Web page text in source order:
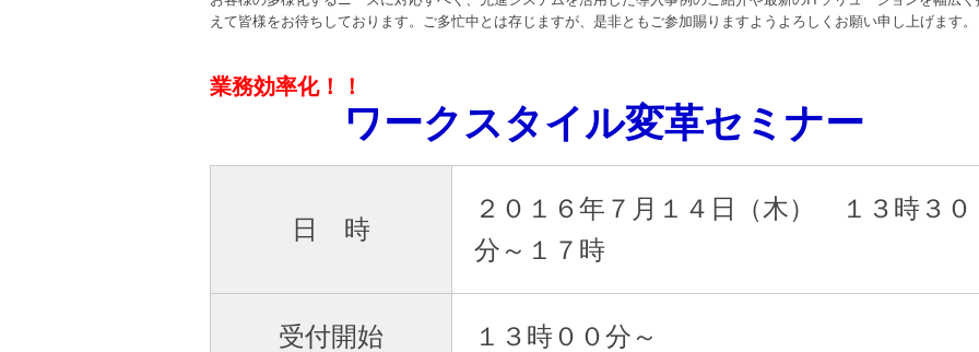
えて皆様をお待ちしております。ご多忙中とは存じますが、是非ともご参加賜りますようよろしくお願い申し上げます。
業務効率化！！
ワークスタイル変革セミナー
日 時
２０１６年７月１４日（木） １３時３０
分～１７時
受付開始 １３時００分～